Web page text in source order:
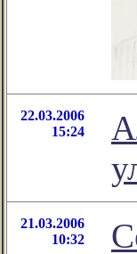
22.03.2006
15:24
21.03.2006
10:32